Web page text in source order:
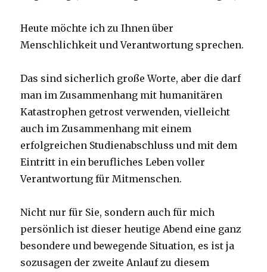
Heute möchte ich zu Ihnen über
Menschlichkeit und Verantwortung sprechen.
Das sind sicherlich große Worte, aber die darf
man im Zusammenhang mit humanitären
Katastrophen getrost verwenden, vielleicht
auch im Zusammenhang mit einem
erfolgreichen Studienabschluss und mit dem
Eintritt in ein berufliches Leben voller
Verantwortung für Mitmenschen.
Nicht nur für Sie, sondern auch für mich
persönlich ist dieser heutige Abend eine ganz
besondere und bewegende Situation, es ist ja
sozusagen der zweite Anlauf zu diesem